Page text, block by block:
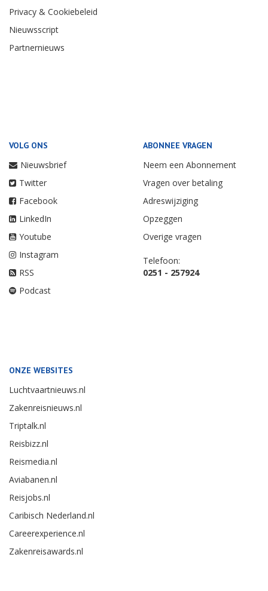
Privacy & Cookiebeleid
Nieuwsscript
Partnernieuws
VOLG ONS
Nieuwsbrief
Twitter
Facebook
LinkedIn
Youtube
Instagram
RSS
Podcast
ABONNEE VRAGEN
Neem een Abonnement
Vragen over betaling
Adreswijziging
Opzeggen
Overige vragen
Telefoon:
0251 - 257924
ONZE WEBSITES
Luchtvaartnieuws.nl
Zakenreisnieuws.nl
Triptalk.nl
Reisbizz.nl
Reismedia.nl
Aviabanen.nl
Reisjobs.nl
Caribisch Nederland.nl
Careerexperience.nl
Zakenreisawards.nl